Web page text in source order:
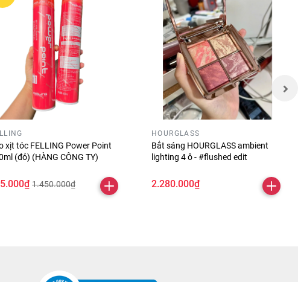
nhìn!
xịt tóc FELLING Power Point
(đỏ) (HÀNG CÔNG TY)
1.450.000₫
HOURGLASS
Bắt sáng HOURGLASS ambient
lighting 4 ô - #flushed edit
2.280.000₫